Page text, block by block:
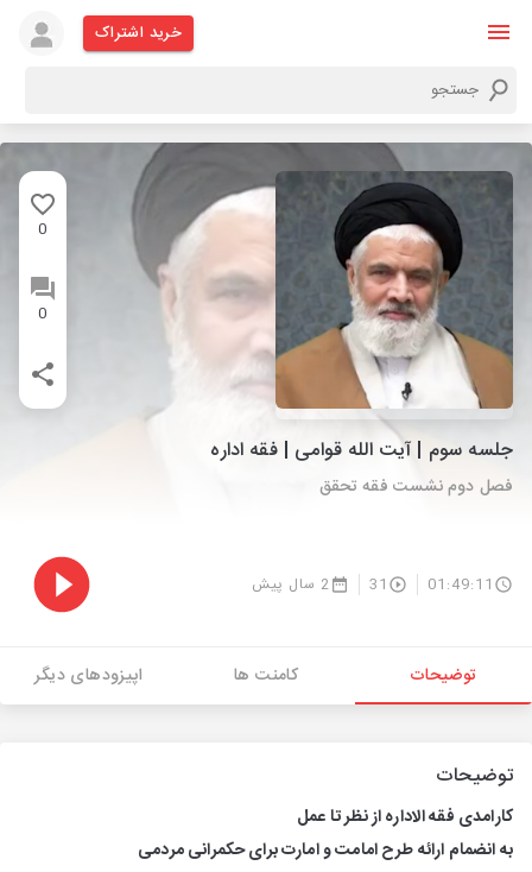
خرید اشتراک
0
0
جلسه سوم | آیت الله قوامی | فقه اداره
فصل دوم نشست فقه تحقق
01:49:11
31 2 سال پیش
توضیحات کامنت ها اپیزودهای دیگر
توضیحات
کارامدی فقه الاداره از نظر تا عمل
به انضمام ارائه طرح امامت و امارت برای حکمرانی مردمی